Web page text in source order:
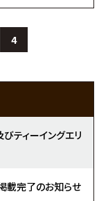
4
ティーイングエリ
完了のお知らせ